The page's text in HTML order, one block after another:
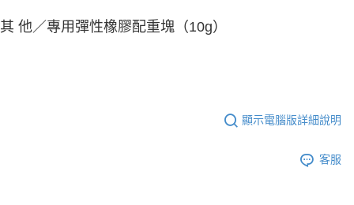
其 他／專用彈性橡膠配重塊（10g）
顯示電腦版詳細說明
客服